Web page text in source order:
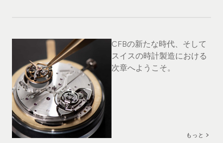
CFBの新たな時代、そして
スイスの時計製造における
次章へようこそ。
もっと